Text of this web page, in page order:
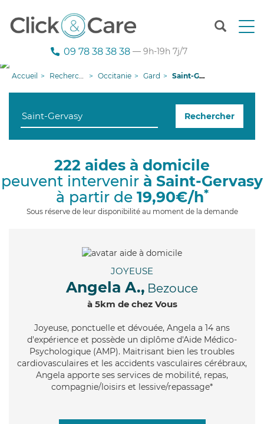
T
n
g
i
09 78 38 38 38 — 9h-19h 7j/7
Accueil Recherche aide à domicile Occitanie Gard Saint-Gervasy
Rechercher
222 aides à domicile
peuvent intervenir à Saint-Gervasy
à partir de 19,90€/h*
Sous réserve de leur disponibilité au moment de la demande
JOYEUSE
Angela A., Bezouce
à 5km de chez Vous
Joyeuse, ponctuelle et dévouée, Angela a 14 ans
d'expérience et possède un diplôme d'Aide Médico-
Psychologique (AMP). Maitrisant bien les troubles
cardiovasculaires et les accidents vasculaires cérébraux,
Angela apporte ses services de mobilité, repas,
compagnie/loisirs et lessive/repassage*